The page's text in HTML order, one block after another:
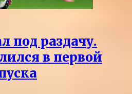
под раздачу.
в первой